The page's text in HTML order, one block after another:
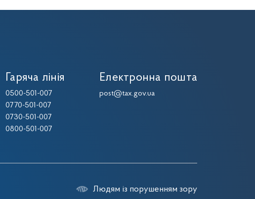
Гаряча лінія
0500-501-007
0770-501-007
0730-501-007
0800-501-007
Електронна пошта
post@tax.gov.ua
Людям із порушенням зору